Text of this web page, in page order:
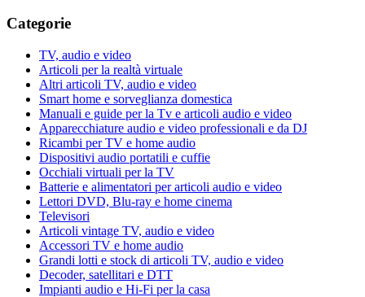
Categorie
TV, audio e video
Articoli per la realtà virtuale
Altri articoli TV, audio e video
Smart home e sorveglianza domestica
Manuali e guide per la Tv e articoli audio e video
Apparecchiature audio e video professionali e da DJ
Ricambi per TV e home audio
Dispositivi audio portatili e cuffie
Occhiali virtuali per la TV
Batterie e alimentatori per articoli audio e video
Lettori DVD, Blu-ray e home cinema
Televisori
Articoli vintage TV, audio e video
Accessori TV e home audio
Grandi lotti e stock di articoli TV, audio e video
Decoder, satellitari e DTT
Impianti audio e Hi-Fi per la casa